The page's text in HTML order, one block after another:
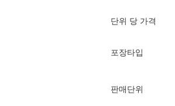
단위 당 가격
포장타입
판매단위